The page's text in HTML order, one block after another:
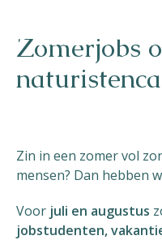
Zomerjobs
Zin in een zomer vol
mensen? Dan hebben
Voor juli en augustus
jobstudenten,